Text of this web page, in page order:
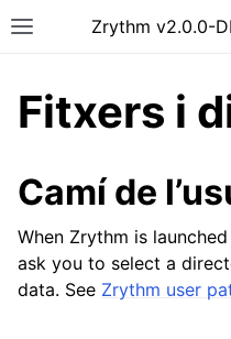
Toggle site navigation
Zrythm v2.0.0-
Fitxers i
Camí de
When Zrythm is
ask you to select a
data. See Zrythm user